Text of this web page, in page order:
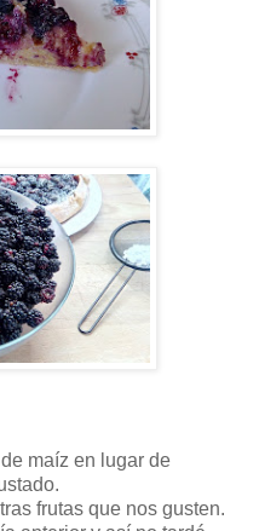
maíz en lugar de
frutas que nos gusten.